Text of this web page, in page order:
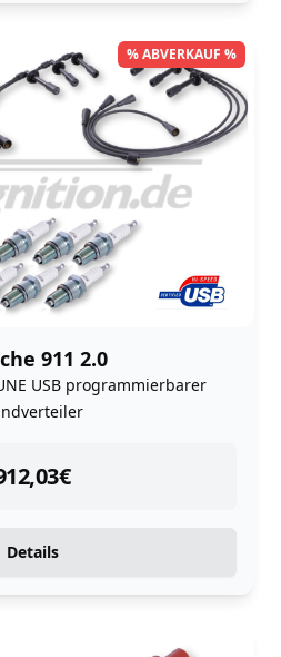
% ABVERKAUF %
911 2.0
USB programmierbarer
€
Details